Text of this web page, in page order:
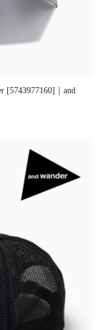
[5743977160]｜and